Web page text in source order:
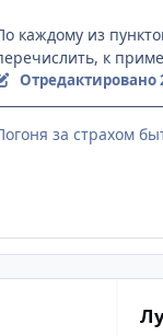
каждому из
к
Отредактировано
за страхом